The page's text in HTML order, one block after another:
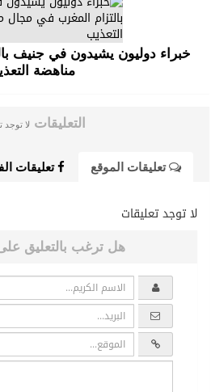
خبراء دوليون يشيدون في جنيف
هل ترغب بالتعليق